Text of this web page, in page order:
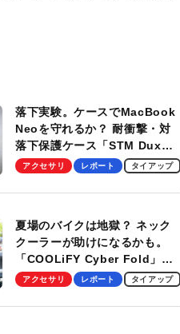
落下実験。ケースでMacBook
Neoを守れるか？ 耐衝撃・対
落下保護ケース「STM Dux
Ultra」を検証。学生、ビジネ
適！
アクセサリ レポート タイアップ
夏場のバイクは地獄？ ネック
クーラーが助けになるかも。
「COOLiFY Cyber Fold」レ
ビュー。冷却の速さ、密着する
性がグッド！
アクセサリ レポート タイアップ